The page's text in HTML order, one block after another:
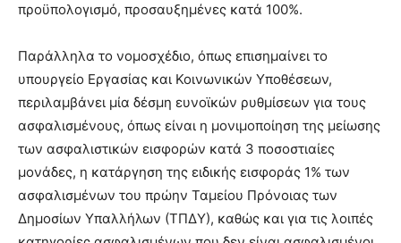
προϋπολογισμό, προσαυξημένες κατά 100%.
Παράλληλα το νομοσχέδιο, όπως επισημαίνει το
υπουργείο Εργασίας και Κοινωνικών Υποθέσεων,
περιλαμβάνει μία δέσμη ευνοϊκών ρυθμίσεων για τους
ασφαλισμένους, όπως είναι η μονιμοποίηση της μείωσης
των ασφαλιστικών εισφορών κατά 3 ποσοστιαίες
μονάδες, η κατάργηση της ειδικής εισφοράς 1% των
ασφαλισμένων του πρώην Ταμείου Πρόνοιας των
Δημοσίων Υπαλλήλων (ΤΠΔΥ), καθώς και για τις λοιπές